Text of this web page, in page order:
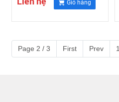
RTX 4060 8GB || 18"
Giỏ hàng
Page 2 / 3 First Prev 1